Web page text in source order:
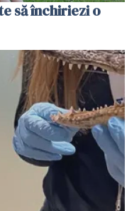
să închiriezi o